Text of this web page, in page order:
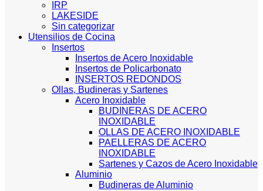
IRP
LAKESIDE
Sin categorizar
Utensilios de Cocina
Insertos
Insertos de Acero Inoxidable
Insertos de Policarbonato
INSERTOS REDONDOS
Ollas, Budineras y Sartenes
Acero Inoxidable
BUDINERAS DE ACERO
INOXIDABLE
OLLAS DE ACERO INOXIDABLE
PAELLERAS DE ACERO
INOXIDABLE
Sartenes y Cazos de Acero Inoxidable
Aluminio
Budineras de Aluminio